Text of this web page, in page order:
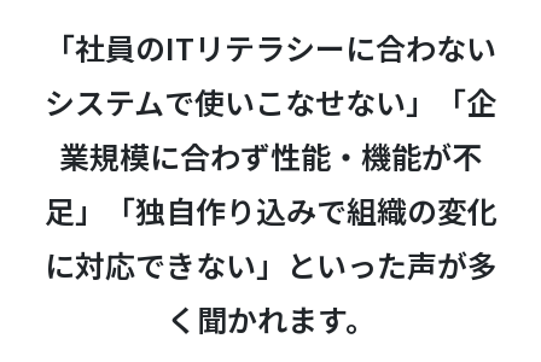
「社員のITリテラシーに合わない
システムで使いこなせない」「企
業規模に合わず性能・機能が不
足」「独自作り込みで組織の変化
に対応できない」といった声が多
く聞かれます。